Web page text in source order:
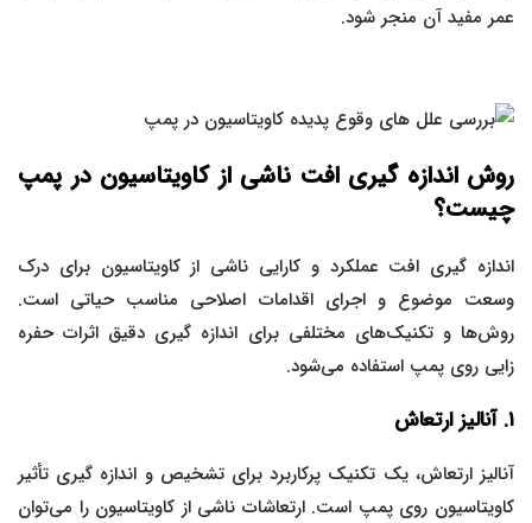
عمر مفید آن منجر شود.
روش اندازه گیری افت ناشی از کاویتاسیون در پمپ
چیست؟
اندازه گیری افت عملکرد و کارایی ناشی از کاویتاسیون برای درک
وسعت موضوع و اجرای اقدامات اصلاحی مناسب حیاتی است.
روش‌ها و تکنیک‌های مختلفی برای اندازه گیری دقیق اثرات حفره
زایی روی پمپ استفاده می‌شود.
۱. آنالیز ارتعاش
آنالیز ارتعاش، یک تکنیک پرکاربرد برای تشخیص و اندازه گیری تأثیر
کاویتاسیون روی پمپ است. ارتعاشات ناشی از کاویتاسیون را می‌توان